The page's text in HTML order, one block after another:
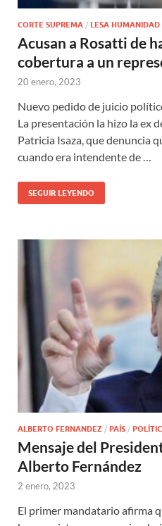
CORTE SUPREMA / LESA HUMANIDAD
Acusan a Rosatti de
cobertura a un
20 enero, 2023
Nuevo pedido de juicio
La presentación la hizo la ex
Patricia Isaza, que denuncia
cuando era intendente de …
SEGUIR LEYENDO
ALBERTO FERNANDEZ / PAÍS /
Mensaje del
Alberto Fernández
2 enero, 2023
El primer mandatario afirma